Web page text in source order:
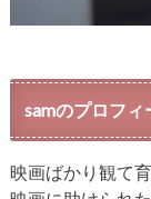
samのプロフィ
映画ばかり観て